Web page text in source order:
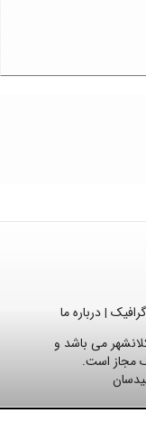
|درباره ما
می باشد و
مجاز است.